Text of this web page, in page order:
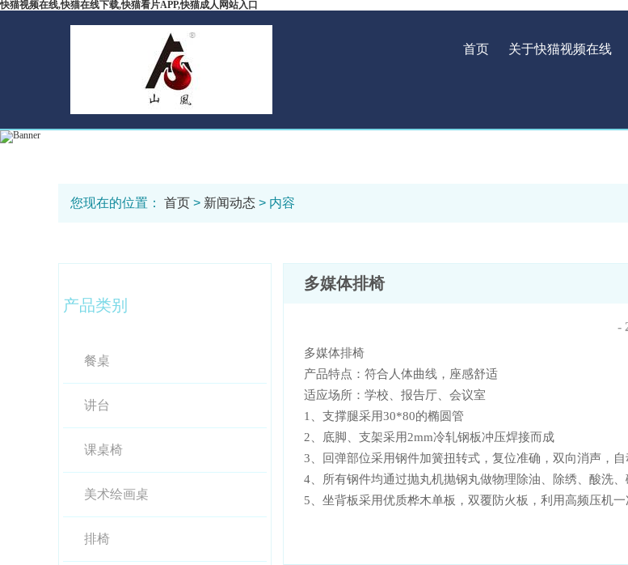
快猫视频在线,快猫在线下载,快猫看片APP,快猫成人网站入口
首页 关于快猫视频在线
您现在的位置： 首页 > 新闻动态 > 内容
产品类别
餐桌
讲台
课桌椅
美术绘画桌
排椅
多媒体排椅
-
多媒体排椅
产品特点：符合人体曲线，座感舒适
适应场所：学校、报告厅、会议室
1、支撑腿采用30*80的椭圆管
2、底脚、支架采用2mm冷轧钢板冲压焊接而成
3、回弹部位采用钢件加簧扭转式，复位准确，双向消声
4、所有钢件均通过抛丸机抛钢丸做物理除油、除绣、酸洗
5、坐背板采用优质桦木单板，双覆防火板，利用高频压机